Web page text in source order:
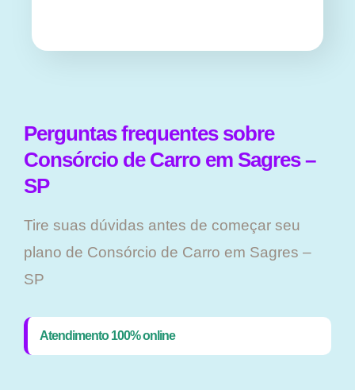
Perguntas frequentes sobre
Consórcio de Carro em Sagres –
SP
Tire suas dúvidas antes de começar seu
plano ​de Consórcio de Carro em Sagres –
SP
Atendimento 100% online